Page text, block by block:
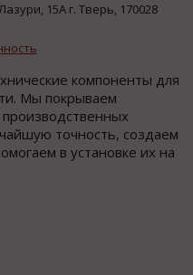
15А г. Тверь, 170028
компоненты для
Мы покрываем
точность, создаем
в установке их на